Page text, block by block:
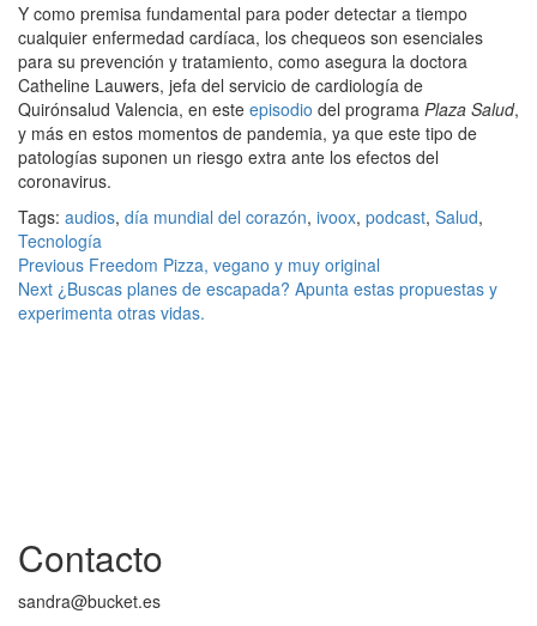
Y como premisa fundamental para poder detectar a tiempo
cualquier enfermedad cardíaca, los chequeos son esenciales
para su prevención y tratamiento, como asegura la doctora
Catheline Lauwers, jefa del servicio de cardiología de
Quirónsalud Valencia, en este episodio del programa Plaza Salud,
y más en estos momentos de pandemia, ya que este tipo de
patologías suponen un riesgo extra ante los efectos del
coronavirus.
Tags: audios, día mundial del corazón, ivoox, podcast, Salud,
Tecnología
Continue
Reading
Previous Freedom Pizza, vegano y muy original
Next ¿Buscas planes de escapada? Apunta estas propuestas y
experimenta otras vidas.
Contacto
sandra@bucket.es